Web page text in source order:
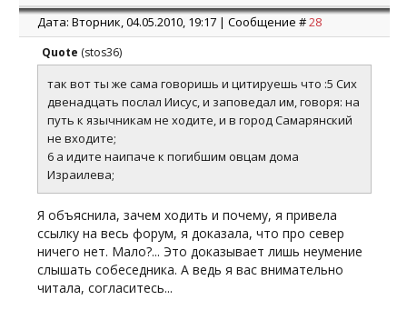
Дата: Вторник, 04.05.2010, 19:17 | Сообщение #28
Quote (stos36)
так вот ты же сама говоришь и цитируешь что :5 Сих
двенадцать послал Иисус, и заповедал им, говоря: на
путь к язычникам не ходите, и в город Самарянский
не входите;
6 а идите наипаче к погибшим овцам дома
Израилева;
Я объяснила, зачем ходить и почему, я привела
ссылку на весь форум, я доказала, что про север
ничего нет. Мало?... Это доказывает лишь неумение
слышать собеседника. А ведь я вас внимательно
читала, согласитесь...